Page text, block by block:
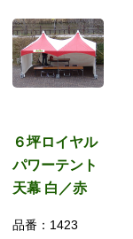
６坪ロイヤル
パワーテント
天幕 白／赤
品番： 1423